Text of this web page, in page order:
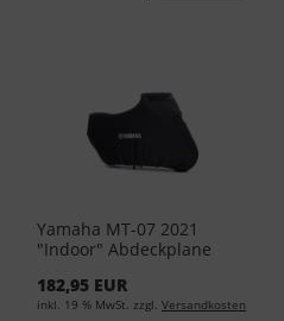
Yamaha MT-07 2021
"Indoor" Abdeckplane
182,95 EUR
inkl. 19 % MwSt. zzgl. Versandkosten